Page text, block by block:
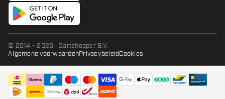
© 2014 - 2026 · Dartshopper B.V.
Algemene voorwaardenPrivacybeleidCookies